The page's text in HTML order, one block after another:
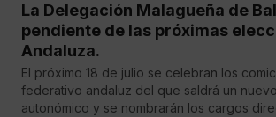
La Delegación Malagueña de
pendiente de las próximas
Andaluza.
El próximo 18 de julio se celebran los
federativo andaluz del que saldrá un
autonómico y se nombrarán los cargos